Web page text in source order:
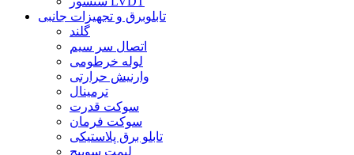
تابلوبرق و تجهیزات جانبی
گلند
اتصال سر سیم
لوله خرطومی
وارنیش حرارتی
ترمینال
سوکت قدرت
سوکت فرمان
تابلو برق پلاستیکی
لیمت سوییچ